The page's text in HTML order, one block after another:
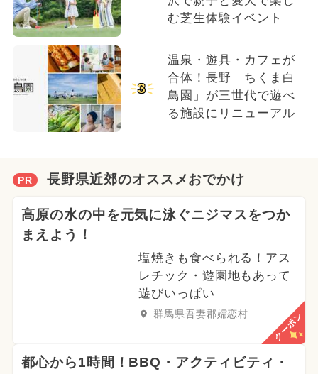
む芝生体験イベント
3
温泉・遊具・カフェが
合体！長野「ちくま白
鳥園」が三世代で遊べ
る施設にリニューアル
PR 長野県近郊のオススメおでかけ
高原の水の中を元気に泳ぐニジマスをつか
まえよう！
塩焼きも食べられる！アス
レチック・遊園地もあって
遊びいっぱい
群馬県吾妻郡嬬恋村 クーポン
都心から1時間！BBQ・アクティビティ・